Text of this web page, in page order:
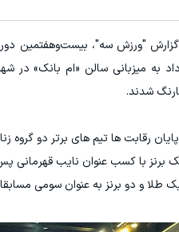
شدند.
برنز با کسب عنوان نایب قهرمانی
طلا و دو برنز به عنوان سومی
ارزی روی سهام تویوتا - کلیک کن
ثبت نام کنید